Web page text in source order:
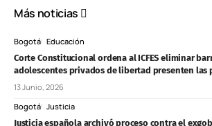
Más noticias
Bogotá Educación
Corte Constitucional ordena al ICFES eliminar
adolescentes privados de libertad presenten las
13 Junio, 2026
Bogotá Justicia
Justicia española archivó proceso contra el